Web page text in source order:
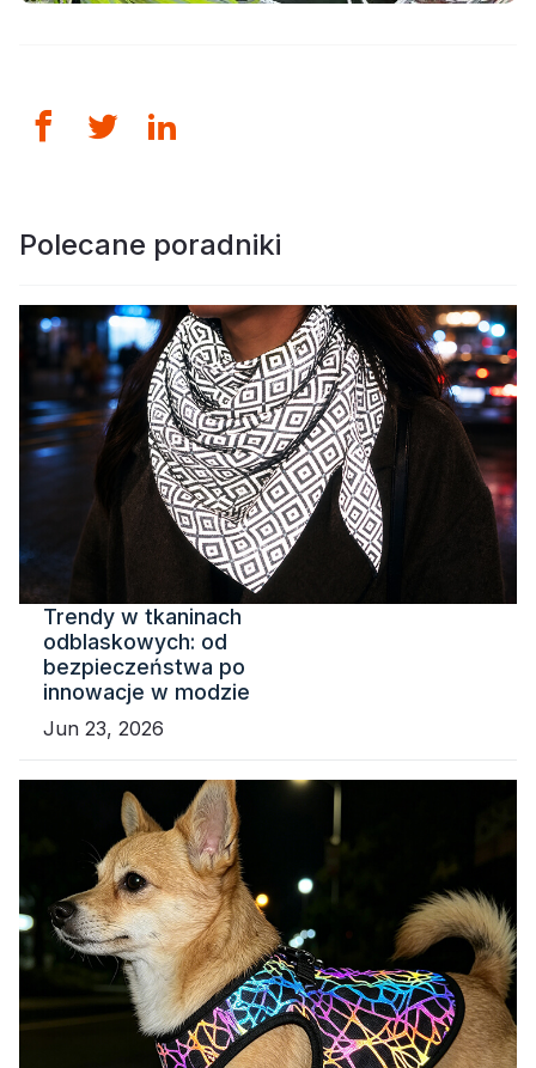
Polecane poradniki
Trendy w tkaninach
odblaskowych: od
bezpieczeństwa po
innowacje w modzie
Jun 23, 2026